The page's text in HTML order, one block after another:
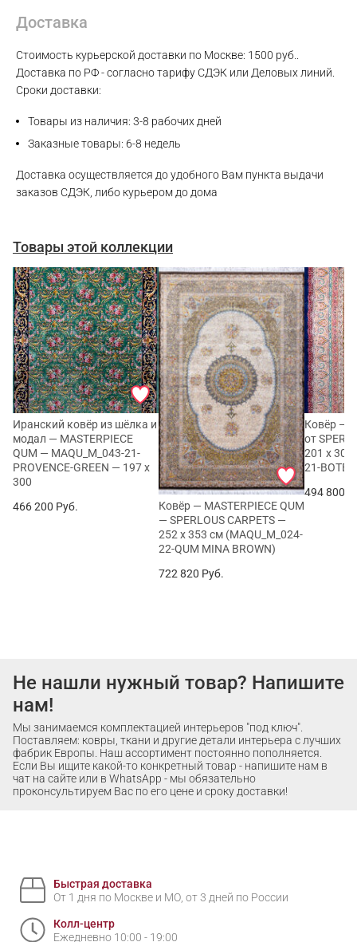
Доставка
Стоимость курьерской доставки по Москве: 1500 руб..
Доставка по РФ - согласно тарифу СДЭК или Деловых линий.
Сроки доставки:
Товары из наличия: 3-8 рабочих дней
Заказные товары: 6-8 недель
Доставка осуществляется до удобного Вам пункта выдачи
заказов СДЭК, либо курьером до дома
Товары этой коллекции
Иранский ковёр из шёлка и
модал — MASTERPIECE
QUM — MAQU_M_043-21-
PROVENCE-GREEN — 197 x
300
466 200 Руб.
Ковёр — MASTERPIECE QUM
— SPERLOUS CARPETS —
252 x 353 см (MAQU_M_024-
22-QUM MINA BROWN)
722 820 Руб.
Ковёр —
от
201 x 302
21-
494 800
Не нашли нужный товар? Напишите
нам!
Мы занимаемся комплектацией интерьеров "под ключ".
Поставляем: ковры, ткани и другие детали интерьера с лучших
фабрик Европы. Наш ассортимент постоянно пополняется.
Если Вы ищите какой-то конкретный товар - напишите нам в
чат на сайте или в WhatsApp - мы обязательно
проконсультируем Вас по его цене и сроку доставки!
Быстрая доставка
От 1 дня по Москве и МО, от 3 дней по России
Колл-центр
Ежедневно 10:00 - 19:00